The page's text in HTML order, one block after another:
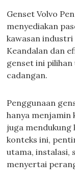
Genset Volvo
menyediakan
kawasan
Keandalan dan
genset ini
cadangan.
Penggunaan
hanya menjamin
juga mendukung
konteks ini,
utama, instalasi,
menyertai